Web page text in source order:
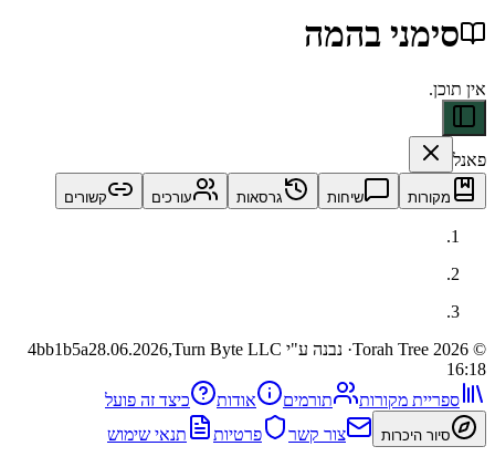
בהמה
שיחות גרסאות עורכים קשורים
· נבנה ע"י Turn Byte LLC 4bb1b5a28.06.2026,
מקורות תורמים אודות כיצד זה פועל
היכרות צור קשר פרטיות תנאי שימוש